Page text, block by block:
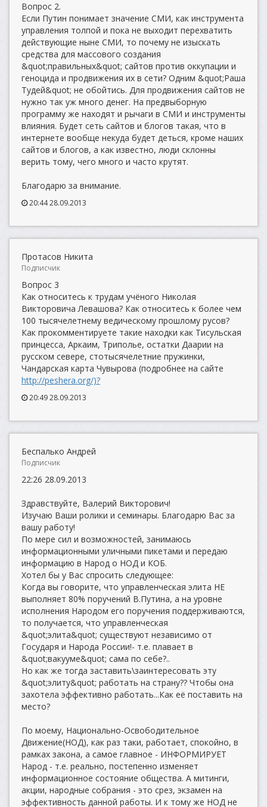
Вопрос 2.
Если Путин понимает значение СМИ, как инструмента
управления толпой и пока не выходит перехватить
действующие ныне СМИ, то почему не изыскать
средства для массового создания
&quot;правильных&quot; сайтов против оккупации и
геноцида и продвижения их в сети? Одним &quot;Раша
Тудей&quot; не обойтись. Для продвижения сайтов не
нужно так уж много денег. На предвыборную
программу же находят и рычаги в СМИ и инструменты
влияния. Будет сеть сайтов и блогов такая, что в
интернете вообще некуда будет деться, кроме наших
сайтов и блогов, а как известно, люди склонны
верить тому, чего много и часто крутят.
Благодарю за внимание.
20:44 28.09.2013
Протасов Никита
Подписчик
Вопрос 3
Как относитесь к трудам учёного Николая
Викторовича Левашова? Как относитесь к более чем
100 тысячелетнему ведическому прошлому русов?
Как прокомментируете такие находки как Тисульская
принцесса, Аркаим, Триполье, остатки Даарии на
русском севере, стотысячелетние пружинки,
Чандарская карта Чувырова (подробнее на сайте
http://peshera.org/)?
20:49 28.09.2013
Беспалько Андрей
Подписчик
22:26 28.09.2013
Здравствуйте, Валерий Викторович!
Изучаю Ваши ролики и семинары. Благодарю Вас за
вашу работу!
По мере сил и возможностей, занимаюсь
информационными уличными пикетами и передаю
информацию в Народ о НОД и КОБ.
Хотел бы у Вас спросить следующее:
Когда вы говорите, что управленческая элита НЕ
выполняет 80% поручений В.Путина, а на уровне
исполнения Народом его поручения поддерживаются,
то получается, что управленческая
&quot;элита&quot; существуют независимо от
Государя и Народа России!- т.е. плавает в
&quot;вакууме&quot; сама по себе?..
Но как же тогда заставить\заинтересовать эту
&quot;элиту&quot; работать на страну?? Чтобы она
захотела эффективно работать...Как её поставить на
место?
По моему, Национально-Освободительное
Движение(НОД), как раз таки, работает, спокойно, в
рамках закона, а самое главное - ИНФОРМИРУЕТ
Народ - т.е. реально, постепенно изменяет
информационное состояние общества. А митинги,
акции, народные собрания - это срез, экзамен на
эффективность данной работы. И к тому же НОД не